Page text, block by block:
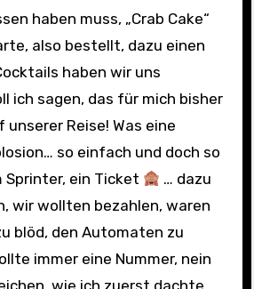
haben muss, „Crab Cake“
also bestellt, dazu einen
haben wir uns
ich sagen, das für mich bisher
unserer Reise! Was eine
so einfach und doch so
Sprinter, ein Ticket
… dazu
wir wollten bezahlen, waren
blöd, den Automaten zu
immer eine Nummer, nein
wie ich zuerst dachte,